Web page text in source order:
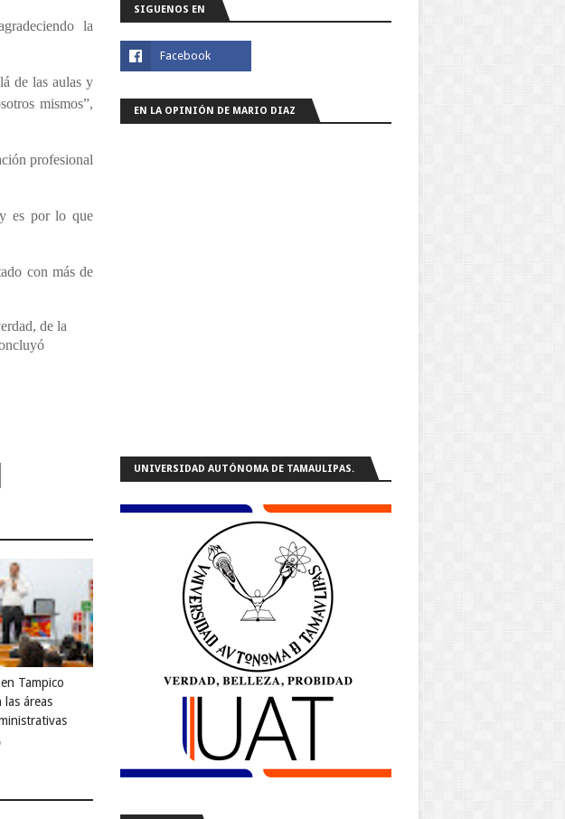
la
de las aulas y
mismos”,
profesional
y es por lo que
con más de
de la
Tampico
las áreas
SIGUENOS EN
EN LA OPINIÓN DE MARIO DIAZ
UNIVERSIDAD AUTÓNOMA DE TAMAULIPAS.